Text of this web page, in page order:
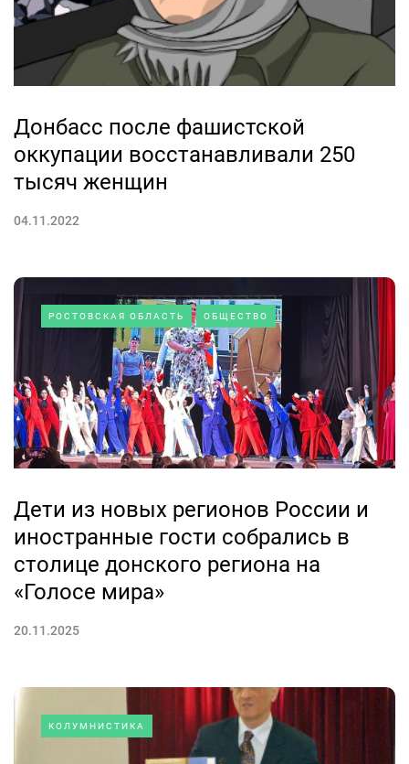
Донбасс после фашистской
оккупации восстанавливали 250
тысяч женщин
04.11.2022
РОСТОВСКАЯ ОБЛАСТЬ ОБЩЕСТВО
Дети из новых регионов России и
иностранные гости собрались в
столице донского региона на
«Голосе мира»
20.11.2025
КОЛУМНИСТИКА